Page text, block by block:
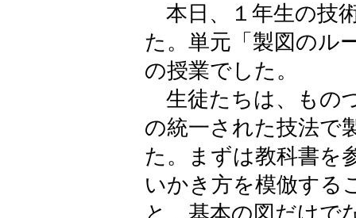
本日、１年生の技
た。単元「製図のル
の授業でした。
生徒たちは、もの
の統一された技法で
た。まずは教科書を
いかき方を模倣する
と、基本の図だけで